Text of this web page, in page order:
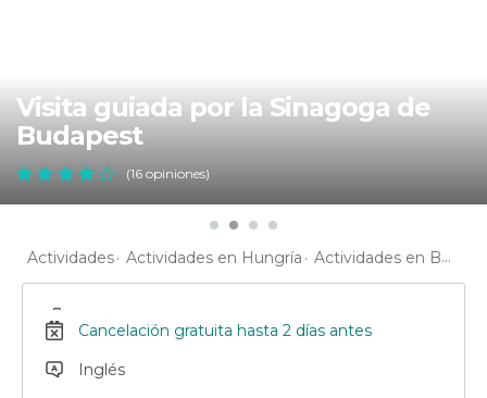
Visita guiada por la Sinagoga de
Budapest
(16 opiniones)
Actividades Actividades en Hungría Actividades en Budapest
Cancelación gratuita hasta 2 días antes
Inglés